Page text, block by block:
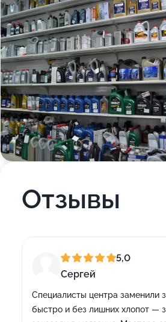
Отзывы
5,0
Сергей
Специалисты центра заменили
быстро и без лишних хлопот —